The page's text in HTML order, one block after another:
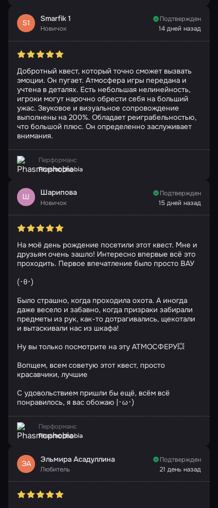
S1 Smarfik 1
Новичок
Подтвержден
14 дней назад
Добротный квест, который точно сможет вызвать
эмоции. Он пугает. Атмосфера игры передана и
учтена в деталях. Есть небольшая нелинейность,
игроки могут нарочно обрести себя на больший
ужас. Звуковое и визуальное сопровождение
выполнены на 200%. Обладает реиграбельностью,
что большой плюс. Он определенно заслуживает
внимания.
Перформанс
Phasmophobia
Ш Шарипова
Новичок
Подтвержден
15 дней назад
На моё день рождение посетили этот квест. Мне и
друзьям очень зашло! Интересно впервые всё это
проходить. Первое впечатление было просто ВАУ
(･θ･)
Было страшно, когда проходила охота. А иногда
даже весело и забавно, когда призраки забирали
предметы из рук, как-то дотрагивались, щекотали
и вытаскивали нас из шкафа!
Ну вы только посмотрите на эту АТМОСФЕРУ💥
Вопщем, всем советую этот квест, просто
красавчики, лучшие
С удовольствием пришли бы ещё, всём всё
понравилось, я вас обожаю |･ω･)
Перформанс
Phasmophobia
ЭА Эльмира Асадуллина
Любитель
Подтвержден
21 день назад